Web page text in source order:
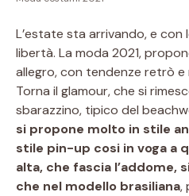
L’estate sta arrivando, e con
libertà. La moda 2021,
allegro, con tendenze retrò e
Torna il glamour, che si
sbarazzino, tipico del
si propone molto in stile
stile pin-up cosi in voga a
alta, che fascia l’addome,
che nel modello brasiliana,